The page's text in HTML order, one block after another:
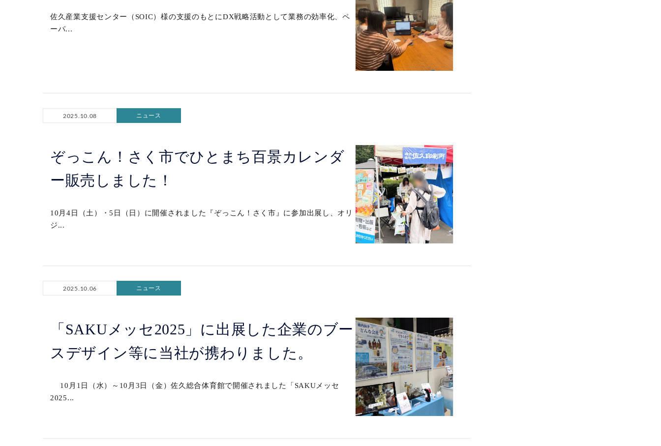
佐久産業支援センター（SOIC）様の支援のもとにDX戦略活動として業務の効率化、ペ
ーパ...
2025.10.08 ニュース
ぞっこん！さく市でひとまち百景カレンダ
ー販売しました！
10月4日（土）・5日（日）に開催されました『ぞっこん！さく市』に参加出展し、オリ
ジ...
2025.10.06 ニュース
「SAKUメッセ2025」に出展した企業のブー
スデザイン等に当社が携わりました。
10月1日（水）～10月3日（金）佐久総合体育館で開催されました「SAKUメッセ
2025...